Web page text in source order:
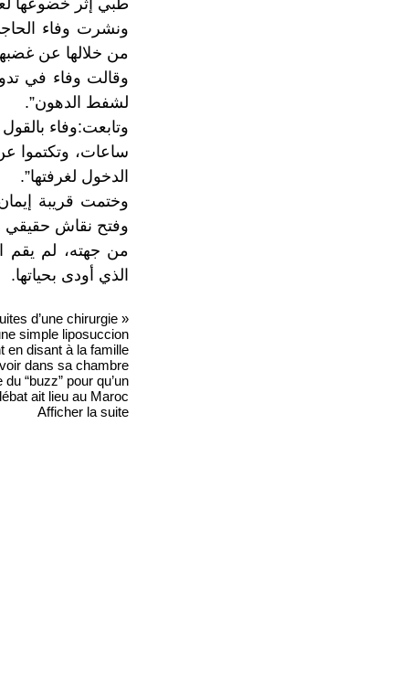
طبي إثر خضوعها
ونشرت وفاء
من خلالها عن
لشفط الدهون”.
الدخول لغرفتها”.
وختمت قريبة
وفتح نقاش حقيقي
من جهته، لم يقم
الذي أودى بحياتها.
« Ma petite cousine
d’une chirurgie
simple liposuccion!!!
en disant à la famille
dans sa chambre.
“buzz” pour qu’un
ait lieu au Maroc …
Afficher la suite